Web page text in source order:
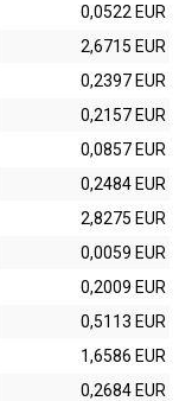
0,0522 EUR
2,6715 EUR
0,2397 EUR
0,2157 EUR
0,0857 EUR
0,2484 EUR
2,8275 EUR
0,0059 EUR
0,2009 EUR
0,5113 EUR
1,6586 EUR
0,2684 EUR